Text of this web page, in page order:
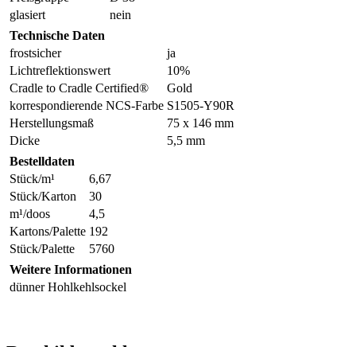
glasiert
nein
Technische Daten
frostsicher
ja
Lichtreflektionswert
10%
Cradle to Cradle Certified®
Gold
korrespondierende NCS-Farbe S1505-Y90R
Herstellungsmaß
75 x 146 mm
Dicke
5,5 mm
Bestelldaten
Stück/m¹
6,67
Stück/Karton
30
m¹/doos
4,5
Kartons/Palette 192
Stück/Palette
5760
Weitere Informationen
dünner Hohlkehlsockel